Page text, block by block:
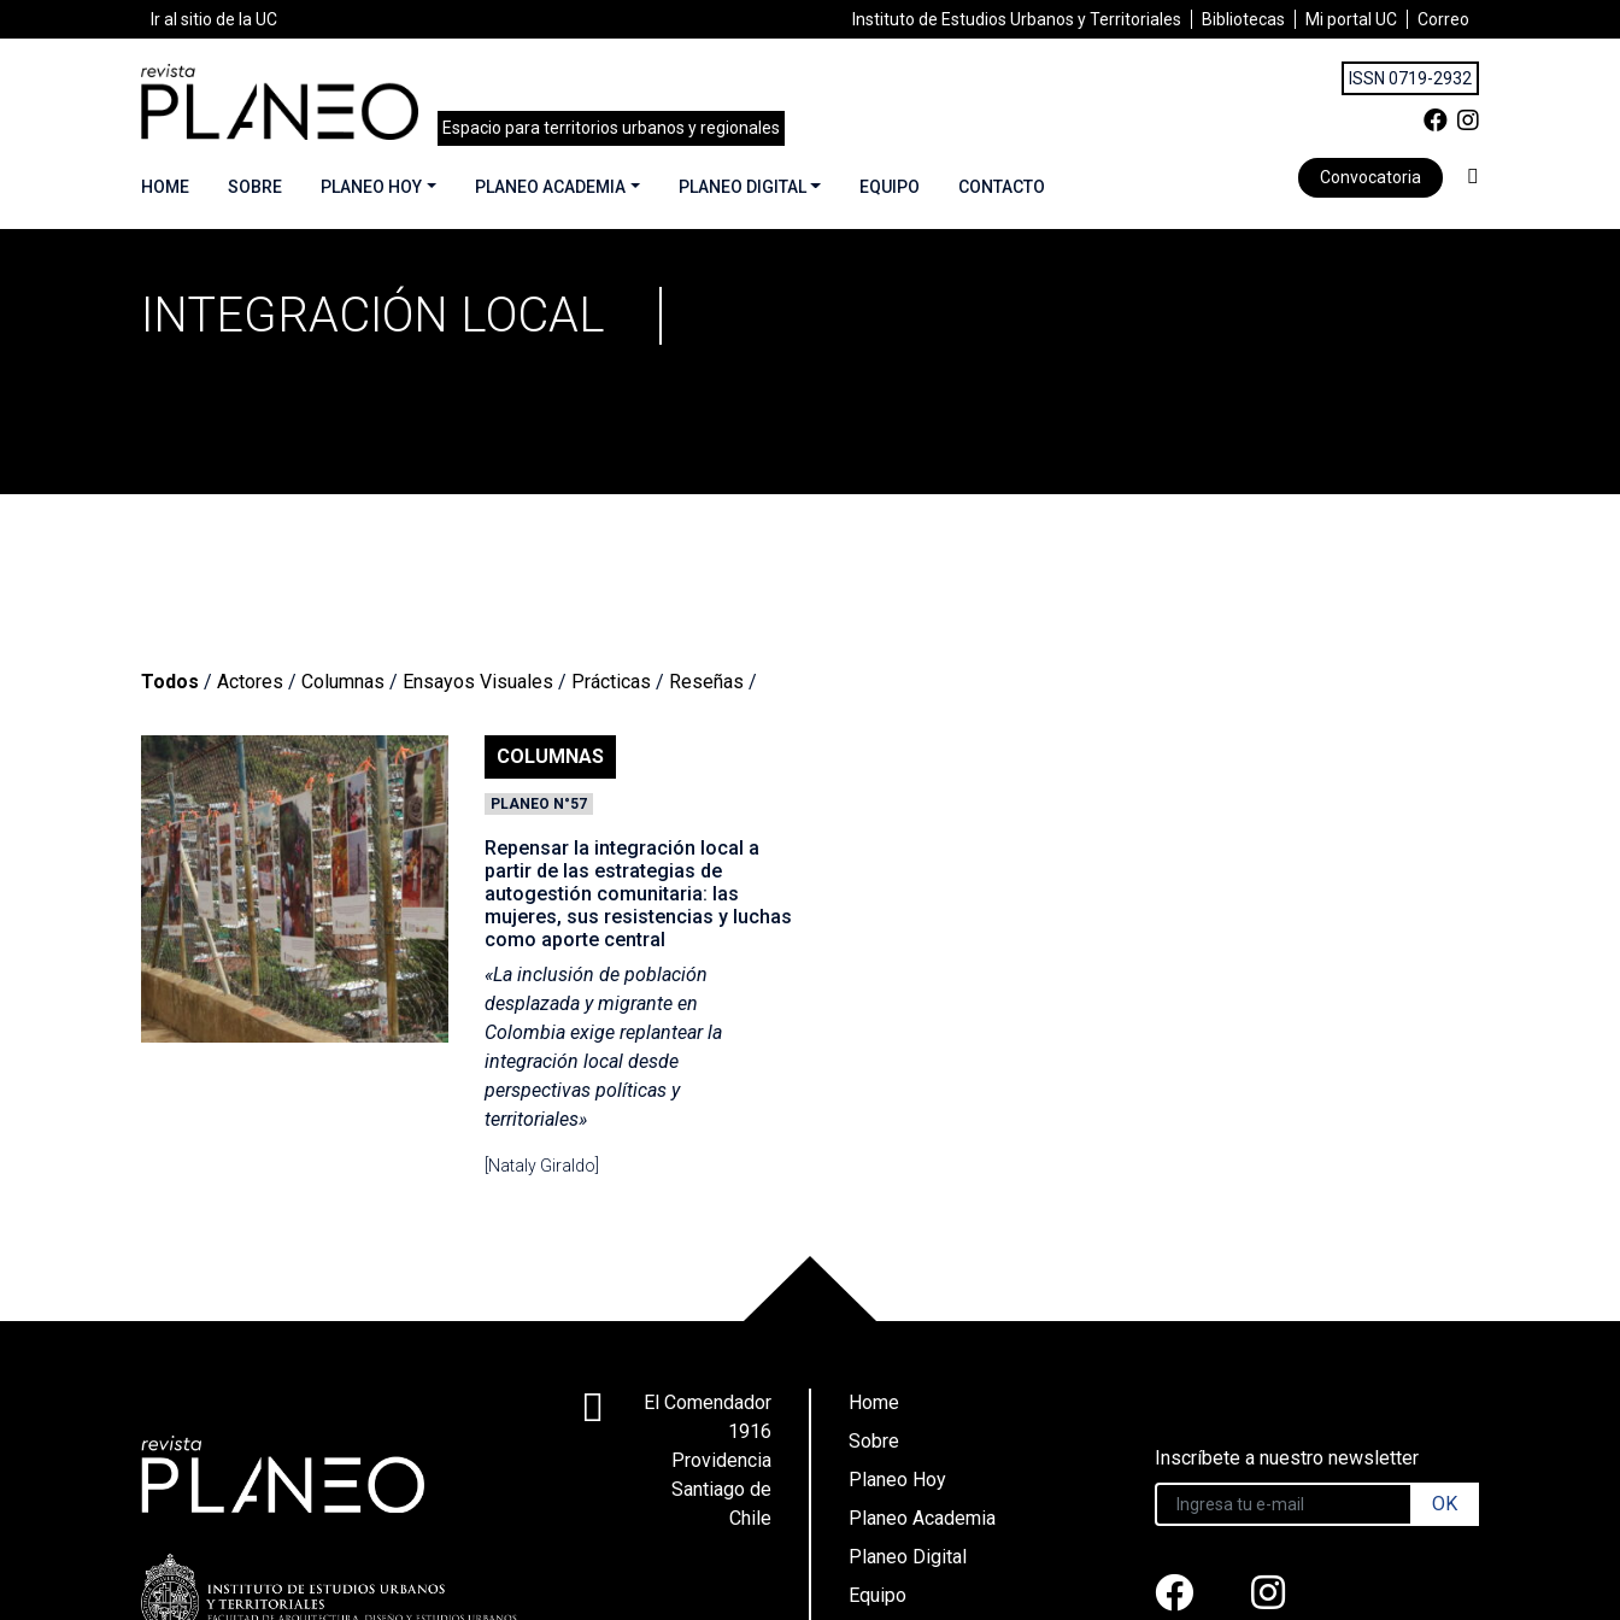
Ir al sitio de la UC Instituto de Estudios Urbanos y Territoriales Bibliotecas Mi portal UC Correo
Espacio para territorios urbanos y regionales
ISSN 0719-2932
HOME SOBRE PLANEO HOY PLANEO ACADEMIA PLANEO DIGITAL EQUIPO CONTACTO Convocatoria
Portada»integración local
INTEGRACIÓN LOCAL
Todos / Actores / Columnas / Ensayos Visuales / Prácticas / Reseñas /
COLUMNAS
PLANEO N°57
Repensar la integración local a
partir de las estrategias de
autogestión comunitaria: las
mujeres, sus resistencias y luchas
como aporte central
«La inclusión de población
desplazada y migrante en
Colombia exige replantear la
integración local desde
perspectivas políticas y
territoriales»
[Nataly Giraldo]
El Comendador
1916
Providencia
Santiago de
Chile
Home
Sobre
Planeo Hoy
Planeo Academia
Planeo Digital
Equipo
Inscríbete a nuestro newsletter
OK